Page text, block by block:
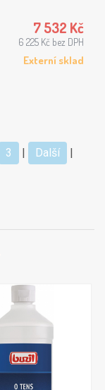
7 532 Kč
6 225 Kč bez DPH
Externí sklad
3 | Další |